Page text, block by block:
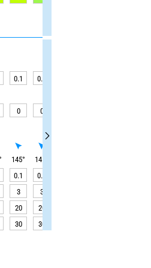
0.1 0.1
0 0
145° 145
0.1 0.1
3 3
20 20
30 30